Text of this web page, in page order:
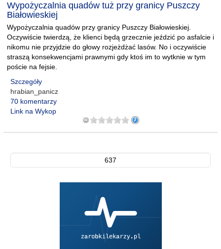
Wypożyczalnia quadów tuż przy granicy Puszczy
Białowieskiej
Wypożyczalnia quadów przy granicy Puszczy Białowieskiej.
Oczywiście twierdzą, że klienci będą grzecznie jeździć po asfalcie i
nikomu nie przyjdzie do głowy rozjeżdżać lasów. No i oczywiście
straszą konsekwencjami prawnymi gdy ktoś im to wytknie w tym
poście na fejsie.
Szczegóły
hrabian_panicz
70 komentarzy
Link na Wykop
637